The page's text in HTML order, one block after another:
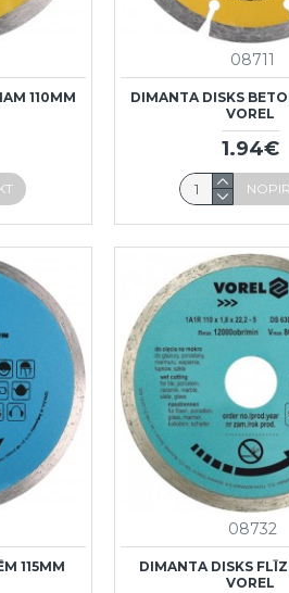
110MM
08711
DIMANTA DISKS
VOREL
1.94€
115MM
08732
DIMANTA DISKS
VOREL